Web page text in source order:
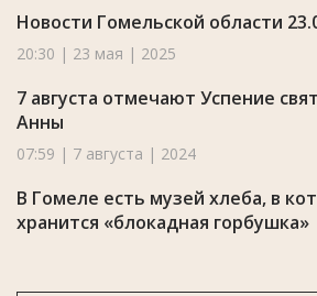
Новости Гомельской области
20:30 | 23 мая | 2025
7 августа отмечают Успение
Анны
07:59 | 7 августа | 2024
В Гомеле есть музей хлеба, в
хранится «блокадная горбушка»